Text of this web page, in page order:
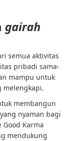
gairah
semua aktivitas
pribadi sama-
mampu untuk
melengkapi.
membangun
nyaman bagi
Good Karma
mendukung